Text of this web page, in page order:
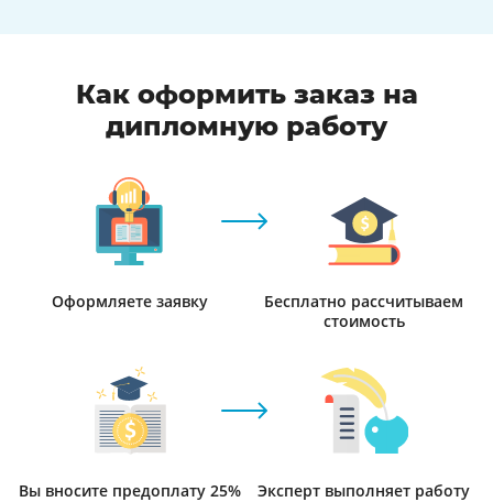
Как оформить заказ на
дипломную работу
Оформляете заявку
Бесплатно рассчитываем
стоимость
Вы вносите предоплату 25% Эксперт выполняет работу